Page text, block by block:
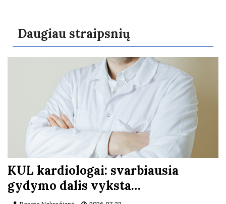
Daugiau straipsnių
KUL kardiologai: svarbiausia
gydymo dalis vyksta…